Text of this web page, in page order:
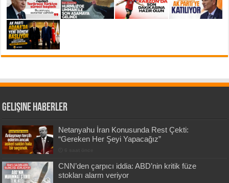
Gelişine Haberler
Netanyahu İran Konusunda Rest Çekti:
“Gereken Her Şeyi Yapacağız”
CNN’den çarpıcı iddia: ABD’nin kritik füze
stokları alarm veriyor